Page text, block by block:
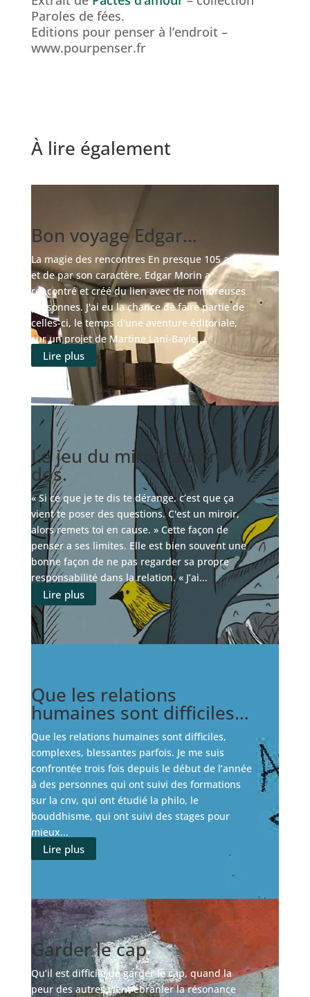
Paroles de fées.
Editions pour penser à l’endroit –
www.pourpenser.fr
À lire également
Bon voyage Edgar…
La magie des rencontres En presque 105 ans,
et de par son caractère, Edgar Morin a
rencontré et créé du lien avec de nombreuses
personnes. J'ai eu la chance de faire partie de
celles-ci, le temps d'une aventure éditoriale,
sur un projet de Martine Lani-Bayle,...
Lire plus
Le jeu du miroir a bon
dos.
« Si ce que je te dis te dérange, c’est que ça
vient te poser des questions. C'est un miroir,
alors remets toi en cause. » Cette façon de
penser a ses limites. Elle est bien souvent une
bonne façon de ne pas regarder sa propre
responsabilité dans la relation. « J’ai...
Lire plus
Que les relations
humaines sont difficiles…
Que les relations humaines sont difficiles,
complexes, blessantes parfois. Je me suis
confrontée trois fois depuis le début de l’année
à des personnes qui ont suivi des formations
sur la cnv, qui ont étudié la philo, le
bouddhisme, qui ont suivi des stages pour
mieux...
Lire plus
Garder le cap
Qu’il est difficile de garder le cap, quand la
peur des autres vient ébranler la résonance